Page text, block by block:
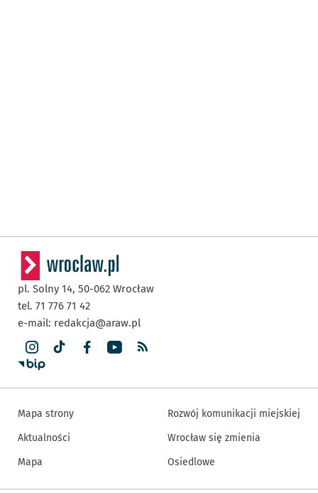
pl. Solny 14, 50-062 Wrocław
tel. 71 776 71 42
e-mail: redakcja@araw.pl
Mapa strony
Aktualności
Mapa
Rozwój komunikacji miejskiej
Wrocław się zmienia
Osiedlowe